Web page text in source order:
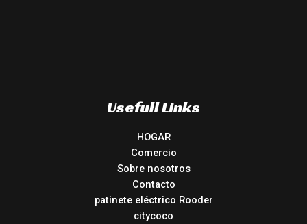
Usefull Links
HOGAR
Comercio
Sobre nosotros
Contacto
patinete eléctrico Rooder
citycoco